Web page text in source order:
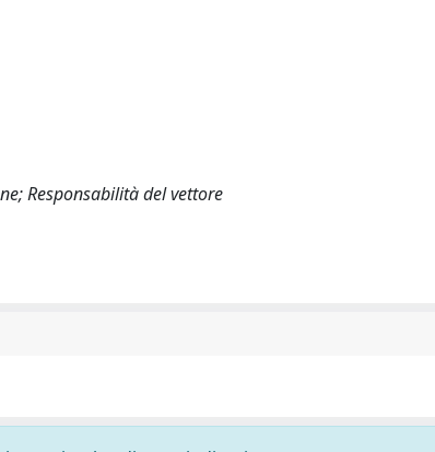
Responsabilità del vettore